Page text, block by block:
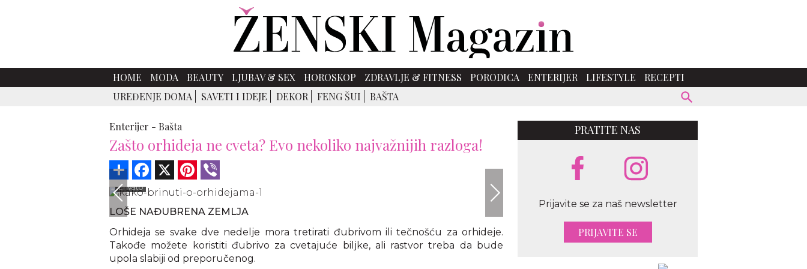
HOME MODA BEAUTY LJUBAV & SEX HOROSKOP ZDRAVLJE & FITNESS PORODICA ENTERIJER LIFESTYLE
RECEPTI
UREĐENJE DOMA
SAVETI I IDEJE DEKOR FENG ŠUI BAŠTA
Enterijer - Bašta
Zašto orhideja ne cveta? Evo nekoliko najvažnijih razloga!
Share Facebook Pinterest
Envato
LOŠE NAĐUBRENA ZEMLJA
Orhideja se svake dve nedelje mora tretirati đubrivom ili tečnošću za orhideje.
Takođe možete koristiti đubrivo za cvetajuće biljke, ali rastvor treba da bude
upola slabiji od preporučenog.
PRATITE NAS
Prijavite se za naš newsletter
PRIJAVITE SE